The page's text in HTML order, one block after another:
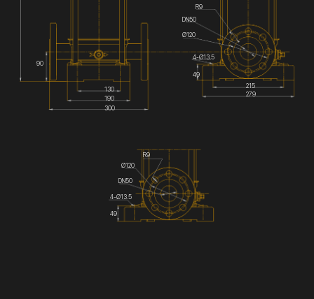
DN50
90
130
190
300
215
279
49
4-Ø13.5
Ø120
R9
DN50
R9
Ø120
4-Ø13.5
49